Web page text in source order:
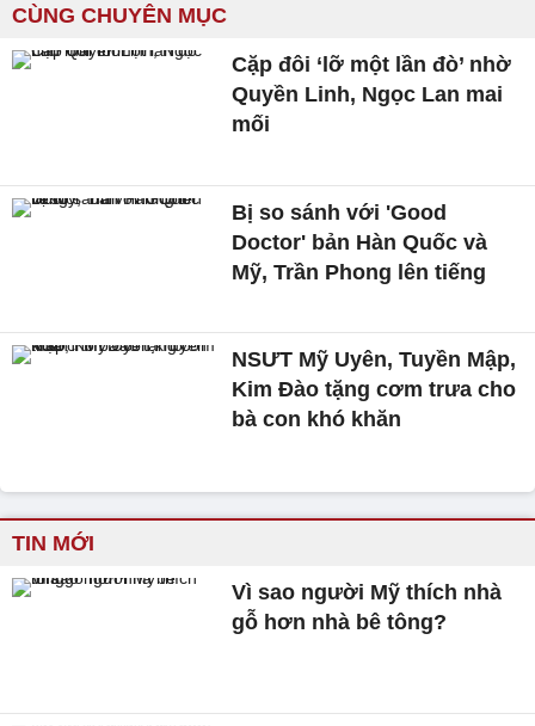
CÙNG CHUYÊN MỤC
Cặp đôi ‘lỡ một lần đò’ nhờ
Quyền Linh, Ngọc Lan mai
mối
Bị so sánh với 'Good
Doctor' bản Hàn Quốc và
Mỹ, Trần Phong lên tiếng
NSƯT Mỹ Uyên, Tuyền Mập,
Kim Đào tặng cơm trưa cho
bà con khó khăn
TIN MỚI
Vì sao người Mỹ thích nhà
gỗ hơn nhà bê tông?